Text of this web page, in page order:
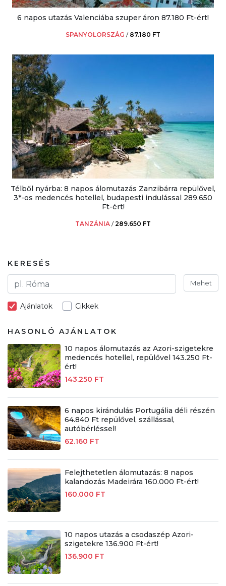
6 napos utazás Valenciába szuper áron 87.180 Ft-ért!
SPANYOLORSZÁG / 87.180 FT
Télből nyárba: 8 napos álomutazás Zanzibárra repülővel,
3*-os medencés hotellel, budapesti indulással 289.650
Ft-ért!
TANZÁNIA /289.650 FT
KERESÉS
Mehet
Ajánlatok Cikkek
HASONLÓ AJÁNLATOK
10 napos álomutazás az Azori-szigetekre
medencés hotellel, repülővel 143.250 Ft-
ért!
143.250 FT
6 napos kirándulás Portugália déli részén
64.840 Ft repülővel, szállással,
autóbérléssel!
62.160 FT
Felejthetetlen álomutazás: 8 napos
kalandozás Madeirára 160.000 Ft-ért!
160.000 FT
10 napos utazás a csodaszép Azori-
szigetekre 136.900 Ft-ért!
136.900 FT